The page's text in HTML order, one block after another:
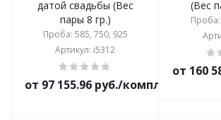
датой свадьбы (Вес
пары 8 гр.)
Проба: 585, 750, 925
Артикул: i5312
от 97 155.96 руб./комплект
(Вес
Проба:
от 160